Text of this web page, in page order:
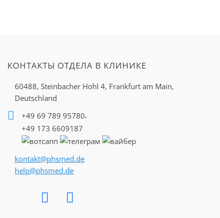
КОНТАКТЫ ОТДЕЛА В КЛИНИКЕ
60488, Steinbacher Hohl 4, Frankfurt am Main,
Deutschland
+49 69 789 95780,
+49 173 6609187
kontakt@phsmed.de
help@phsmed.de